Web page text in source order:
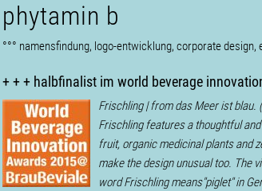
phytamin b
°°° namensfindung, logo-entwicklung, corporate
+ + + halbfinalist im world beverage
Frischling | from das Meer ist blau.
Frischling features a thoughtful
fruit, organic medicinal plants and
make the design unusual too. The
word Frischling means"piglet" in